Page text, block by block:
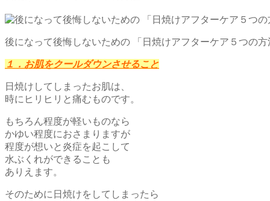
後になって後悔しないための 「日焼けアフターケア５つの方
１．お肌をクールダウンさせること
日焼けしてしまったお肌は、
時にヒリヒリと痛むものです。
もちろん程度が軽いものなら
かゆい程度におさまりますが
程度が想いと炎症を起こして
水ぶくれができることも
ありえます。
そのために日焼けをしてしまったら